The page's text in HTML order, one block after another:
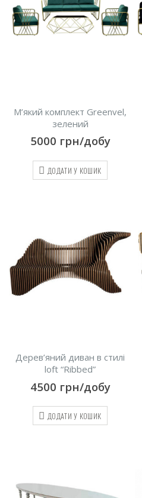
М’який комплект Greenvel,
зелений
5000 грн/добу
ДОДАТИ У КОШИК
Дерев’яний диван в стилі
loft “Ribbed”
4500 грн/добу
ДОДАТИ У КОШИК